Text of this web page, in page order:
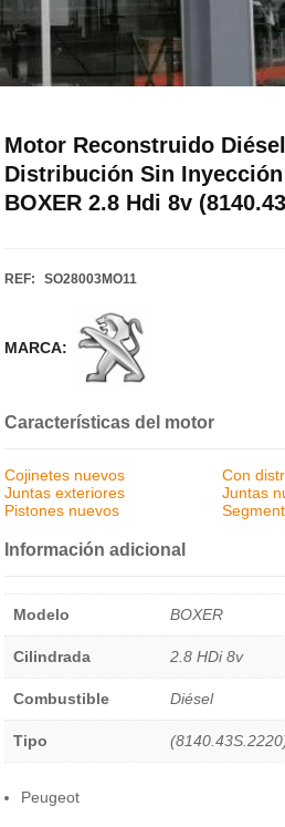
Motor Reconstruido
Distribución Sin Inyección
BOXER 2.8 Hdi 8v
REF: SO28003MO11
MARCA:
Características del motor
Cojinetes nuevos
Con
Juntas exteriores
Juntas
Pistones nuevos
Información adicional
Modelo BOXER
Cilindrada 2.8 HDi 8v
Combustible Diésel
Tipo
Peugeot